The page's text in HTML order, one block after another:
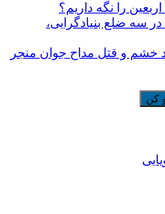
را نگه داریم؟
سه ضلع بنیادگرایی،
خشم و قتل مداح جوان منجر
کن